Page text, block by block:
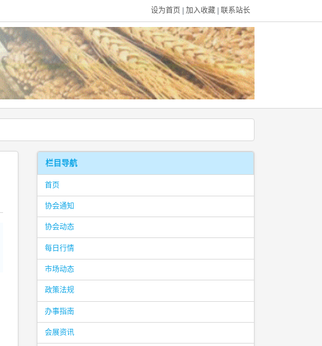
设为首页 加入收藏 联系站长
栏目导航
首页
协会通知
协会动态
每日行情
市场动态
政策法规
办事指南
会展资讯